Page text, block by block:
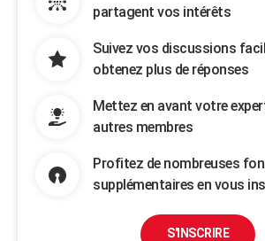
partagent vos intérêts
Suivez vos discussions
obtenez plus de réponses
Mettez en avant votre
autres membres
Profitez de nombreuses
supplémentaires en vous
S'INSCRIRE